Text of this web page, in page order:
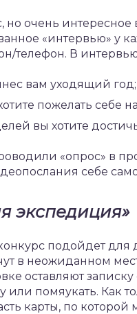
но очень
«интервью» у
телефон. В
вам уходящий год;
пожелать себе
вы хотите
«опрос» в
себе
экспедиция»
подойдет для
в неожиданном
оставляют
или помяукать. Как
карты, по